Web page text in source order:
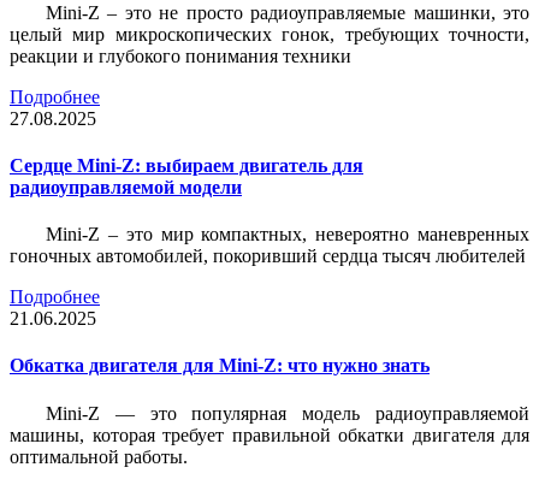
Mini-Z – это не просто радиоуправляемые машинки, это
целый мир микроскопических гонок, требующих точности,
реакции и глубокого понимания техники
Подробнее
27.08.2025
Сердце Mini-Z: выбираем двигатель для
радиоуправляемой модели
Mini-Z – это мир компактных, невероятно маневренных
гоночных автомобилей, покоривший сердца тысяч любителей
Подробнее
21.06.2025
Обкатка двигателя для Mini-Z: что нужно знать
Mini-Z — это популярная модель радиоуправляемой
машины, которая требует правильной обкатки двигателя для
оптимальной работы.